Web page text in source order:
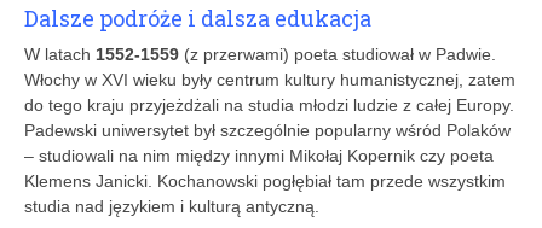
Dalsze podróże i dalsza edukacja
W latach 1552-1559 (z przerwami) poeta studiował w Padwie.
Włochy w XVI wieku były centrum kultury humanistycznej, zatem
do tego kraju przyjeżdżali na studia młodzi ludzie z całej Europy.
Padewski uniwersytet był szczególnie popularny wśród Polaków
– studiowali na nim między innymi Mikołaj Kopernik czy poeta
Klemens Janicki. Kochanowski pogłębiał tam przede wszystkim
studia nad językiem i kulturą antyczną.